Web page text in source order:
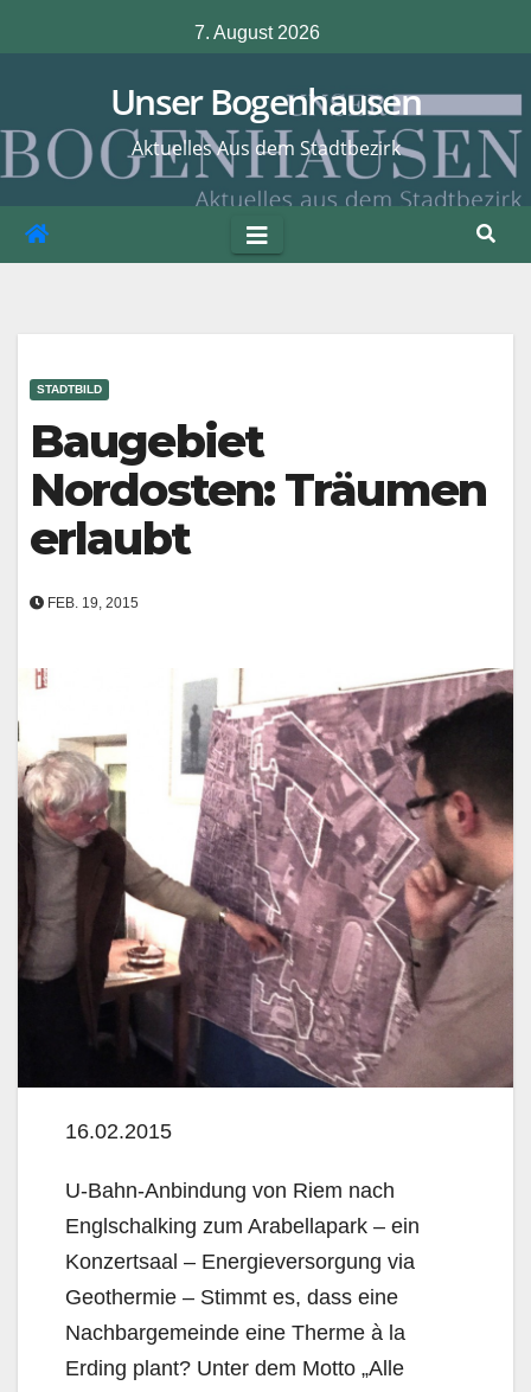
Inhalt
7. August 2026
Unser Bogenhausen
Aktuelles Aus dem Stadtbezirk
STADTBILD
Baugebiet
Nordosten: Träumen
erlaubt
FEB. 19, 2015
16.02.2015
U-Bahn-Anbindung von Riem nach
Englschalking zum Arabellapark – ein
Konzertsaal – Energiever­sorgung via
Geothermie – Stimmt es, dass eine
Nachbargemeinde eine Therme à la
Erding plant? Unter dem Motto „Alle